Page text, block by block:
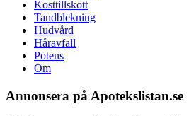
Kosttillskott
Tandblekning
Hudvård
Håravfall
Potens
Om
Annonsera på Apotekslistan.se